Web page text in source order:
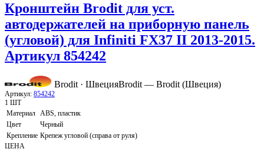
Кронштейн Brodit для уст.
автодержателей на приборную панель
(угловой) для Infiniti FX37 II 2013-2015.
Артикул 854242
Brodit · ШвецияBrodit — Brodit (Швеция)
Артикул: 854242
1 ШТ
Материал ABS, пластик
Цвет
Черный
Крепление Крепеж угловой (справа от руля)
ЦЕНА